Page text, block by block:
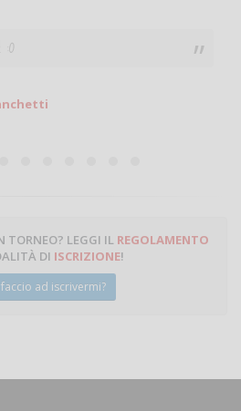
poco e vorrei tornare a
e puoi giocare fammi sapere.
TORNEO? LEGGI IL REGOLAMENTO
DI ISCRIZIONE!
ad iscrivermi?